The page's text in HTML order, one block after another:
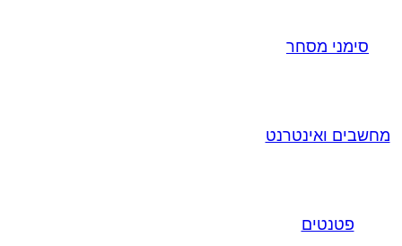
סימני מסחר
מחשבים ואינטרנט
פטנטים